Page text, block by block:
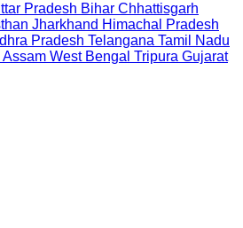
Pradesh Bihar Chhattisgarh
Jharkhand Himachal Pradesh
Pradesh Telangana Tamil Nadu
Assam West Bengal Tripura Gujarat